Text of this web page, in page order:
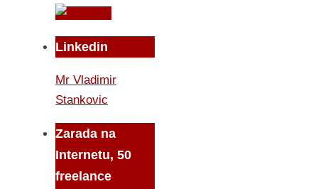
Linkedin
Mr Vladimir
Stankovic
Zarada na
Internetu, 50
freelance